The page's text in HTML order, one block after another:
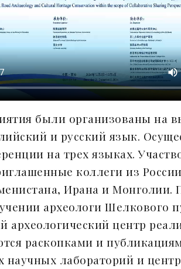
были организованы на
и русский язык.
на трех языках.
коллеги из
Ирана и Монголии.
археологи Шелкового
археологический центр
раскопками и
научных лабораторий и